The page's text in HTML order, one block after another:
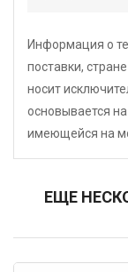
Информация о
поставки,
носит
основывается
имеющейся на
ЕЩЕ